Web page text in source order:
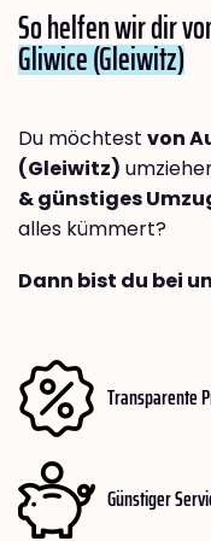
So helfen wir dir
Gliwice (Gleiwitz)
Du möchtest von
(Gleiwitz)
& günstiges
alles kümmert?
Dann bist du bei
Transparente
Günstiger